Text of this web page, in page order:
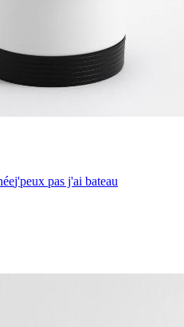
j'peux pas j'ai bateau